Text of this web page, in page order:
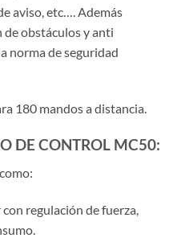
aviso, etc…. Además
obstáculos y anti
norma de seguridad
180 mandos a distancia.
DE CONTROL MC50:
regulación de fuerza,